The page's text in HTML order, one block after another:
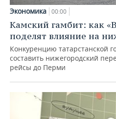
Экономика 00:00
Камский гамбит: как
поделят влияние на
Конкуренцию татарстанской
составить нижегородский
рейсы до Перми